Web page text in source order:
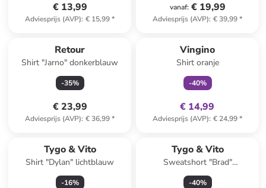
€ 13,99
Adviesprijs (AVP): € 15,99*
vanaf: € 19,99
Adviesprijs (AVP): € 39,99*
Retour
Shirt "Jarno" donkerblauw
-35%
€ 23,99
Adviesprijs (AVP): € 36,99*
Vingino
Shirt oranje
-40%
€ 14,99
Adviesprijs (AVP): € 24,99*
Tygo & Vito
Shirt "Dylan" lichtblauw
-16%
Tygo & Vito
Sweatshort "Brad"
donkerblauw
-40%